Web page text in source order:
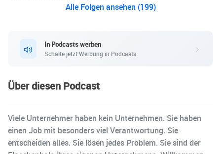
Alle Folgen ansehen (199)
In Podcasts werben
Schalte jetzt Werbung in Podcasts.
Über diesen Podcast
Viele Unternehmer haben kein Unternehmen. Sie haben
einen Job mit besonders viel Verantwortung. Sie
entscheiden alles. Sie lösen jedes Problem. Sie sind der